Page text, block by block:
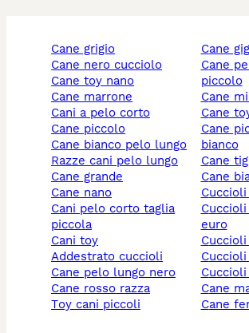
cane grigio
cane nero cucciolo
cane toy nano
cane marrone
cani a pelo corto
cane piccolo
cane bianco pelo lungo
razze cani pelo lungo
cane grande
cane nano
cani pelo corto taglia
piccola
cani toy
addestrato cuccioli
cane pelo lungo nero
cane rosso razza
toy cani piccoli
cane
cane pelo lungo
piccolo
cane
cane
cane piccola taglia
bianco
cane
cane
cuccioli di cane 100
euro
cane
cane